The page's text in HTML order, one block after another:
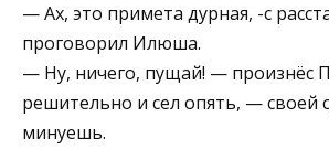
— Ах, это примета дурная, -с
проговорил Илюша.
— Ну, ничего, пущай! — произнёс
решительно и сел опять, — своей
минуешь.